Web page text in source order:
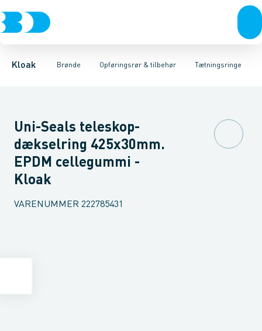
Kloak Brønde
Rør & fittingsBrønde BrøndgodsLinjeafvandingTanke,
Opføringsrør & tilbehør
Rense & inspektions brøndeOpføringsrør & tilbehør
Tætningsringe
OpføringsrørTætningsringeLågBundeMuffer Reduktioner
Uni-Seals teleskop-
dækselring 425x30mm.
EPDM cellegummi -
Kloak
VARENUMMER 222785431